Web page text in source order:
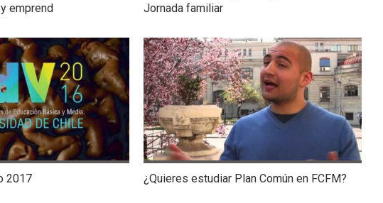
emprend
Jornada familiar
2017 ¿Quieres estudiar Plan Común en FCFM?